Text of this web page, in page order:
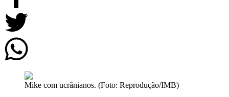
Mike com ucrânianos. (Foto: Reprodução/IMB)